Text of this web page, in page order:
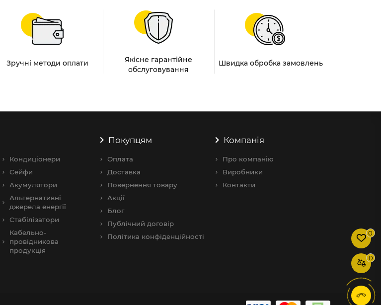
Зручні методи оплати
Якісне гарантійне
обслуговування
Швидка обробка замовлень
Кондиціонери
Сейфи
Акумулятори
Альтернативні
джерела енергії
Стабілізатори
Кабельно-
провідникова
продукція
Покупцям
Оплата
Доставка
Повернення товару
Акції
Блог
Публічний договір
Політика конфіденційності
Компанія
Про компанію
Виробники
Контакти
0
0